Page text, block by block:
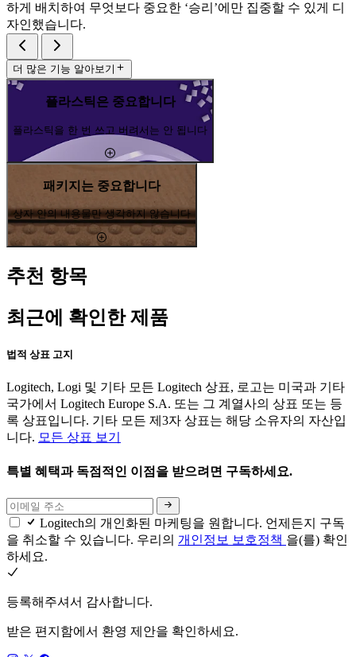
하게 배치하여 무엇보다 중요한 ‘승리’에만 집중할 수 있게 디
자인했습니다.
더 많은 기능 알아보기
플라스틱은 중요합니다
플라스틱을 한 번 쓰고 버려서는 안 됩니다
패키지는 중요합니다
상자 안의 내용물만 생각하지 않습니다
추천 항목
최근에 확인한 제품
법적 상표 고지
Logitech, Logi 및 기타 모든 Logitech 상표, 로고는 미국과 기타
국가에서 Logitech Europe S.A. 또는 그 계열사의 상표 또는 등
록 상표입니다. 기타 모든 제3자 상표는 해당 소유자의 자산입
니다. 모든 상표 보기
특별 혜택과 독점적인 이점을 받으려면 구독하세요.
Logitech의 개인화된 마케팅을 원합니다. 언제든지 구독
을 취소할 수 있습니다. 우리의 개인정보 보호정책 을(를) 확인
하세요.
등록해주셔서 감사합니다.
받은 편지함에서 환영 제안을 확인하세요.